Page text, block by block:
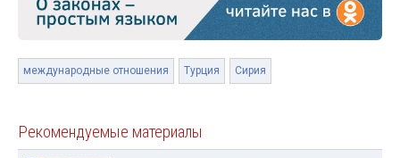
международные отношения Турция Сирия
Рекомендуемые материалы